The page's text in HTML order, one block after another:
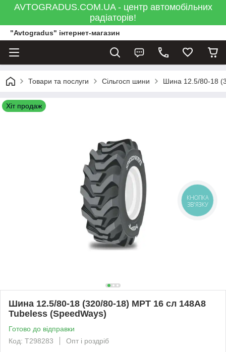
AVTOGRADUS.COM.UA - центр автомобільних
радіаторів!
"Avtogradus" інтернет-магазин
Товари та послуги Сільгосп шини Шина 12.5/80-18
Хіт продаж
Шина 12.5/80-18 (320/80-18) MPT 16 сл 148A8
Tubeless (SpeedWays)
Готово до відправки
Код: T298283
Опт і роздріб
КНОПКА
ЗВ'ЯЗКУ